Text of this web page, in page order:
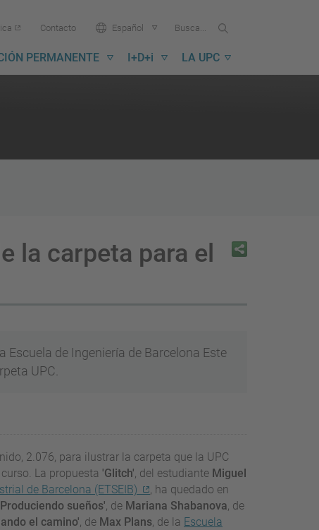
Contacto Idioma:Español
Buscar
UPC
PERMANENTE I+D+i LA UPC
la carpeta para el
Escuela de Ingeniería de Barcelona Este
UPC.
2.076, para ilustrar la carpeta que la UPC
La propuesta 'Glitch', del estudiante Miguel
de Barcelona (ETSEIB)
, ha quedado en
sueños', de Mariana Shabanova, de
el camino', de Max Plans, de la Escuela